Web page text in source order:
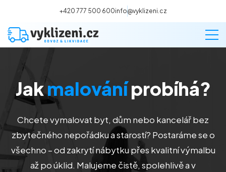
+420 777 500 600info@vyklizeni.cz
Vyklízení
Stěhování
Malování
Jakmalováníprobíhá?
Chcete vymalovat byt, dům nebo kancelář bez
zbytečného nepořádku a starostí? Postaráme se o
všechno – od zakrytí nábytku přes kvalitní výmalbu
až po úklid. Malujeme čistě, spolehlivě a v